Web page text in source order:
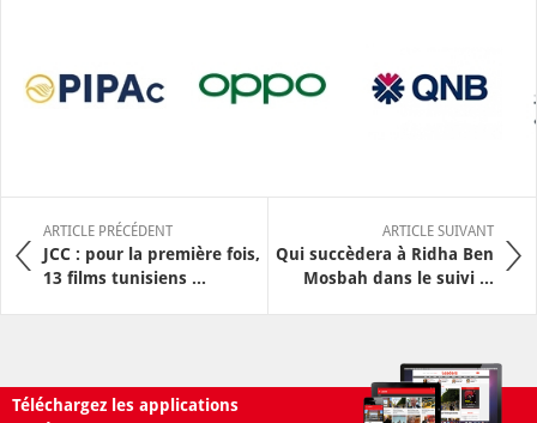
ARTICLE PRÉCÉDENT
JCC : pour la première fois,
13 films tunisiens ...
ARTICLE SUIVANT
Qui succèdera à Ridha Ben
Mosbah dans le suivi ...
Téléchargez les applications